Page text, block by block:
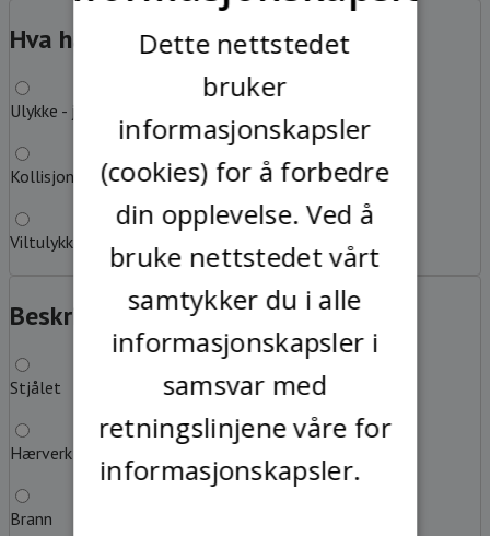
Hva har du kjørt på??
Ulykke - jeg har kjørt på løs gjenstand eller hinder
Kollisjon med annet kjøretøy
Viltulykke
Beskriv feilen?
Stjålet
Hærverk
Brann
Dette nettstedet
bruker
informasjonskapsler
(cookies) for å forbedre
din opplevelse. Ved å
bruke nettstedet vårt
samtykker du i alle
informasjonskapsler i
samsvar med
retningslinjene våre for
informasjonskapsler.